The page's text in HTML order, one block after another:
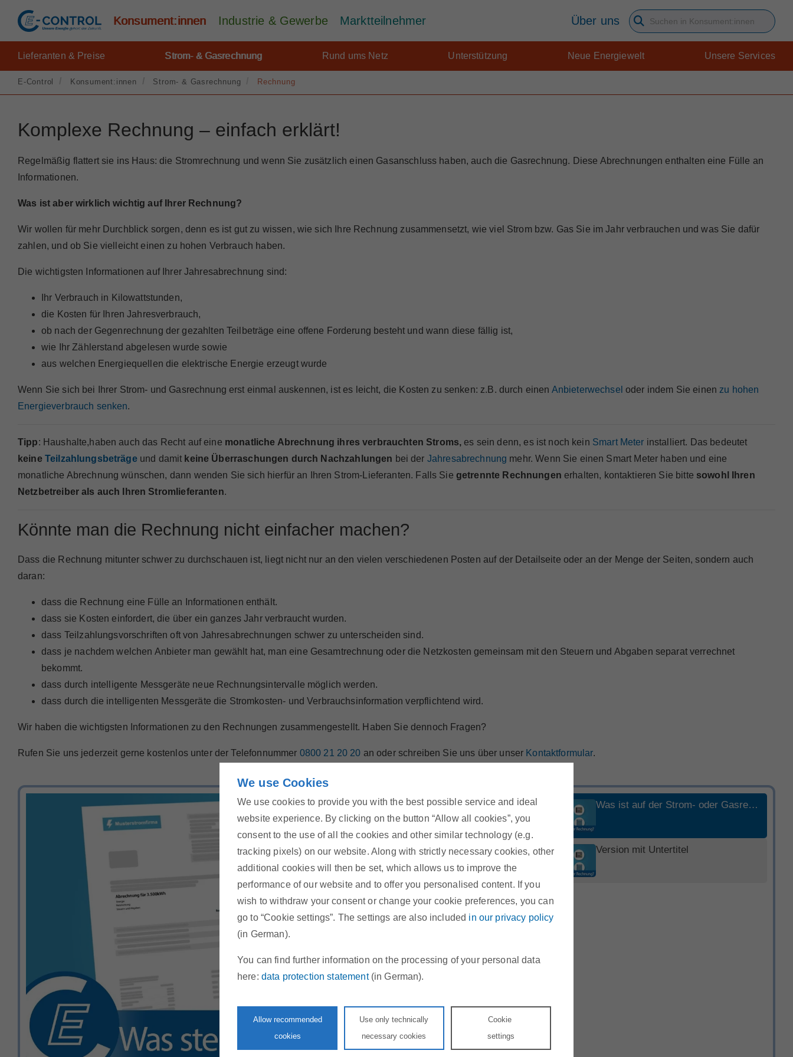
We use Cookies
We use cookies to provide you with the best possible service and ideal
website experience. By clicking on the button “Allow all cookies”, you
consent to the use of all the cookies and other similar technology (e.g.
tracking pixels) on our website. Along with strictly necessary cookies, other
additional cookies will then be set, which allows us to improve the
performance of our website and to offer you personalised content. If you
wish to withdraw your consent or change your cookie preferences, you can
go to “Cookie settings”. The settings are also included in our privacy policy
(in German).
You can find further information on the processing of your personal data
here: data protection statement(in German).
Allow recommended
cookies
Use only technically
necessary cookies
Cookie
settings
Konsument:innen Industrie & Gewerbe Marktteilnehmer Über uns
Suchbegriff eingeben
Lieferanten & Preise Strom- & Gasrechnung Rund ums Netz Unterstützung Neue Energiewelt Unsere Services
E-Control Konsument:innen Strom- & Gasrechnung Rechnung
Komplexe Rechnung – einfach erklärt!
Regelmäßig flattert sie ins Haus: die Stromrechnung und wenn Sie zusätzlich einen Gasanschluss haben, auch die Gasrechnung. Diese Abrechnungen enthalten eine Fülle an
Informationen.
Was ist aber wirklich wichtig auf Ihrer Rechnung?
Wir wollen für mehr Durchblick sorgen, denn es ist gut zu wissen, wie sich Ihre Rechnung zusammensetzt, wie viel Strom bzw. Gas Sie im Jahr verbrauchen und was Sie dafür
zahlen, und ob Sie vielleicht einen zu hohen Verbrauch haben.
Die wichtigsten Informationen auf Ihrer Jahresabrechnung sind:
Ihr Verbrauch in Kilowattstunden,
die Kosten für Ihren Jahresverbrauch,
ob nach der Gegenrechnung der gezahlten Teilbeträge eine offene Forderung besteht und wann diese fällig ist,
wie Ihr Zählerstand abgelesen wurde sowie
aus welchen Energiequellen die elektrische Energie erzeugt wurde
Wenn Sie sich bei Ihrer Strom- und Gasrechnung erst einmal auskennen, ist es leicht, die Kosten zu senken: z.B. durch einen Anbieterwechsel oder indem Sie einen zu hohen
Energieverbrauch senken.
Tipp: Haushalte,haben auch das Recht auf eine monatliche Abrechnung ihres verbrauchten Stroms,es sein denn, es ist noch kein Smart Meter installiert. Das bedeutet
keine Teilzahlungsbeträgeund damit keine Überraschungen durch Nachzahlungen bei der Jahresabrechnung mehr. Wenn Sie einen Smart Meter haben und eine
monatliche Abrechnung wünschen, dann wenden Sie sich hierfür an Ihren Strom-Lieferanten. Falls Sie getrennte Rechnungen erhalten, kontaktieren Sie bitte sowohl Ihren
Netzbetreiber als auch Ihren Stromlieferanten.
Könnte man die Rechnung nicht einfacher machen?
Dass die Rechnung mitunter schwer zu durchschauen ist, liegt nicht nur an den vielen verschiedenen Posten auf der Detailseite oder an der Menge der Seiten, sondern auch
daran:
dass die Rechnung eine Fülle an Informationen enthält.
dass sie Kosten einfordert, die über ein ganzes Jahr verbraucht wurden.
dass Teilzahlungsvorschriften oft von Jahresabrechnungen schwer zu unterscheiden sind.
dass je nachdem welchen Anbieter man gewählt hat, man eine Gesamtrechnung oder die Netzkosten gemeinsam mit den Steuern und Abgaben separat verrechnet
bekommt.
dass durch intelligente Messgeräte neue Rechnungsintervalle möglich werden.
dass durch die intelligenten Messgeräte die Stromkosten- und Verbrauchsinformation verpflichtend wird.
Wir haben die wichtigsten Informationen zu den Rechnungen zusammengestellt. Haben Sie dennoch Fragen?
Rufen Sie uns jederzeit gerne kostenlos unter der Telefonnummer 0800 21 20 20 an oder schreiben Sie uns über unser Kontaktformular.
P
l
y
V
Was ist auf der Strom- oder Gasrechnung eigentlich wichtig?
Version mit Untertitel